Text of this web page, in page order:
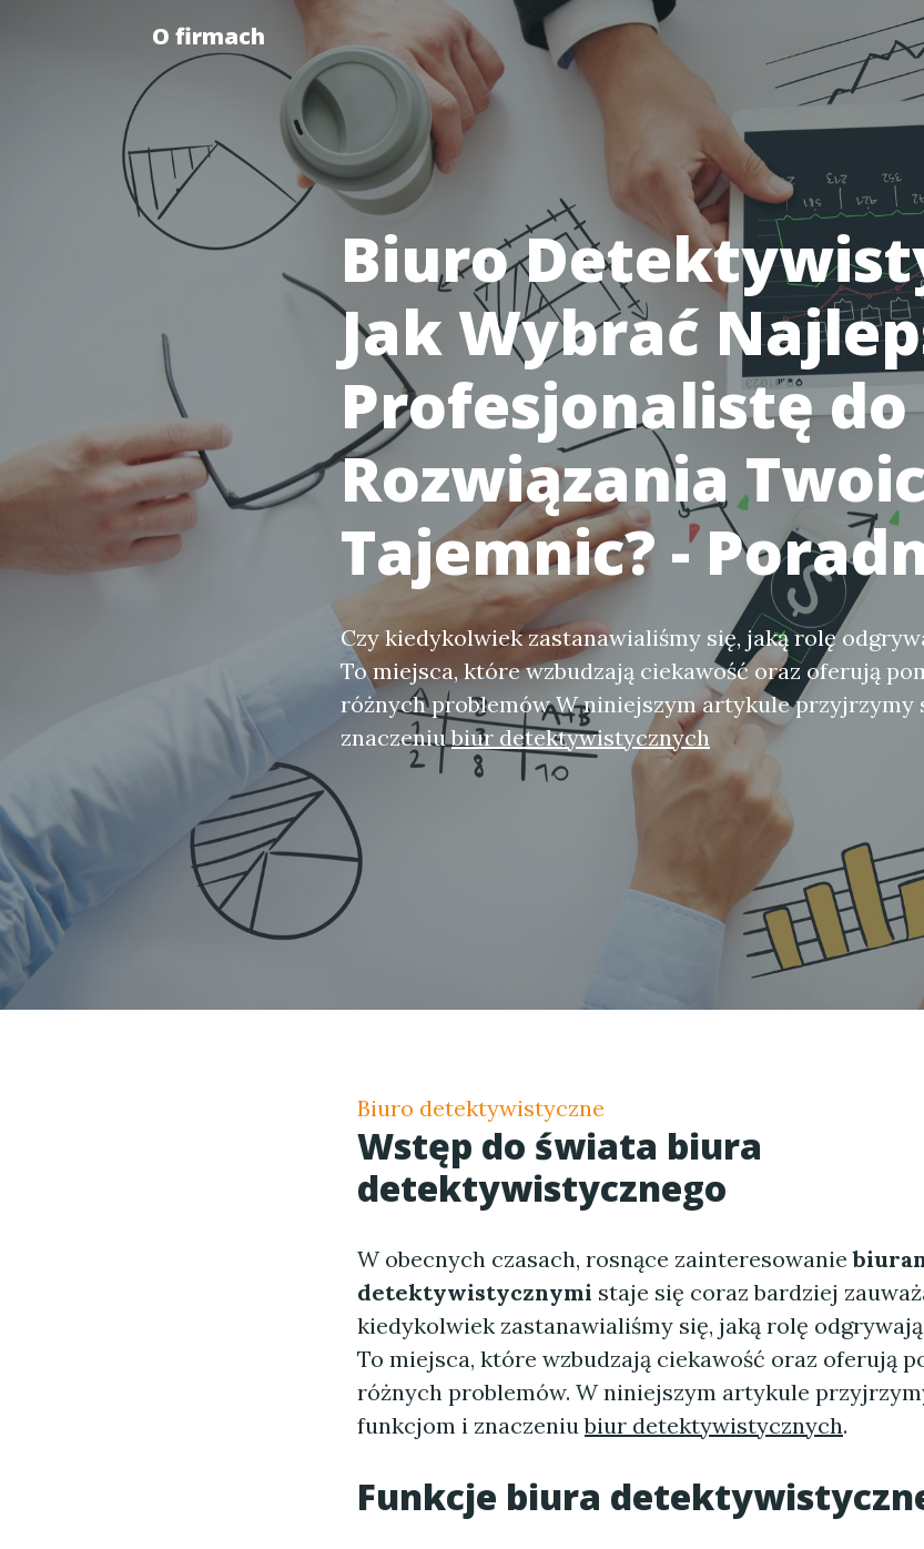
O firmach
Biuro
Jak Wybrać
Profesjonalistę do
Rozwiązania
Tajemnic? -
Czy kiedykolwiek zastanawialiśmy się, jaką rolę
To miejsca, które wzbudzają ciekawość oraz oferują
różnych problemów W niniejszym artykule przyjrzymy
znaczeniubiur detektywistycznych
Biuro detektywistyczne
Wstęp do świata biura
detektywistycznego
W obecnych czasach, rosnące zainteresowanie
detektywistycznymi staje się coraz bardziej
kiedykolwiek zastanawialiśmy się, jaką rolę
To miejsca, które wzbudzają ciekawość oraz oferują
różnych problemów. W niniejszym artykule
funkcjom i znaczeniubiur detektywistycznych.
Funkcje biura